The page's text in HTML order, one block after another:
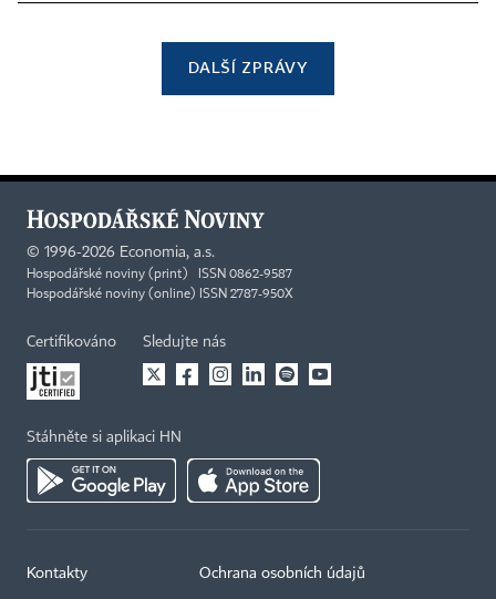
DALŠÍ ZPRÁVY
© 1996-2026 Economia, a.s.
Hospodářské noviny (print) ISSN 0862-9587
Hospodářské noviny (online) ISSN 2787-950X
Certifikováno Sledujte nás
Stáhněte si aplikaci HN
Kontakty Ochrana osobních údajů